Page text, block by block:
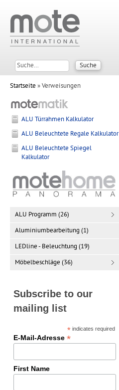
Startseite » Verweisungen
ALU Türrahmen Kalkulator
ALU Beleuchtete Regale Kalkulator
ALU Beleuchtete Spiegel
Kalkulator
ALU Programm (26)
Aluminiumbearbeitung (1)
LEDline - Beleuchtung (19)
Möbelbeschläge (36)
Subscribe to our
mailing list
* indicates required
E-Mail-Adresse *
First Name